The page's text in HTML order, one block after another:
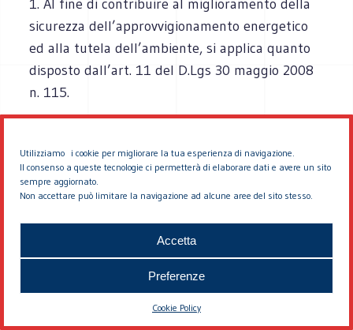
Utilizziamo i cookie per migliorare la tua esperienza di navigazione.
Il consenso a queste tecnologie ci permetterà di elaborare dati e avere un sito
sempre aggiornato.
Non accettare può limitare la navigazione ad alcune aree del sito stesso.
Accetta
Preferenze
Cookie Policy
1. Al fine di contribuire al miglioramento della
sicurezza dell’approvvigionamento energetico
ed alla tutela dell’ambiente, si applica quanto
disposto dall’art. 11 del D.Lgs 30 maggio 2008
n. 115.
degli edifici pubblici e privati si applica quanto
disposto dal D.P.R. 22 aprile 2009, n. 59.
Art. 15 - Interventi per favorire l’installazione
di pensiline e tettoie per impianti a fonte